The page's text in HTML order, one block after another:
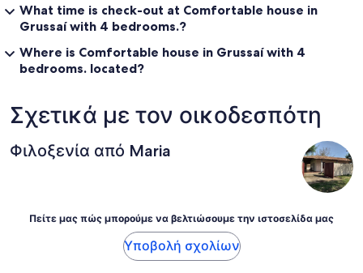
What time is check-out at Comfortable house in
Grussaí with 4 bedrooms.?
Where is Comfortable house in Grussaí with 4
bedrooms. located?
Σχετικά με τον οικοδεσπότη
Φιλοξενία από Maria
Πείτε μας πώς μπορούμε να βελτιώσουμε την ιστοσελίδα μας
Υποβολή σχολίων